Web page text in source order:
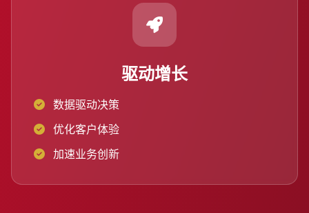
驱动增长
数据驱动决策
优化客户体验
加速业务创新